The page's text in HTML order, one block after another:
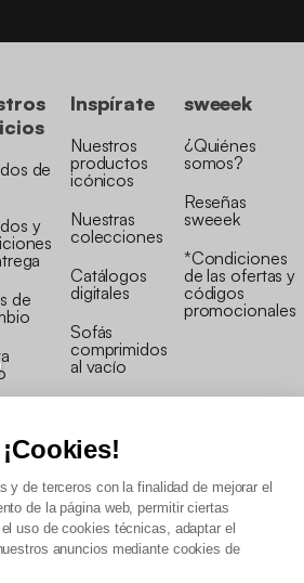
¡Cookies!
y de terceros con la finalidad de mejorar el
de la página web, permitir ciertas
uso de cookies técnicas, adaptar el
anuncios mediante cookies de
de
y
de
Inspírate
Nuestros
productos
icónicos
Nuestras
colecciones
Catálogos
digitales
Sofás
comprimidos
al vacío
sweeek
¿Quiénes
somos?
Reseñas
sweeek
*Condiciones
de las ofertas y
códigos
promocionales